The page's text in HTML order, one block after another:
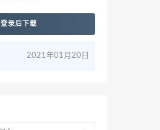
登录后下载
2021年01月20日